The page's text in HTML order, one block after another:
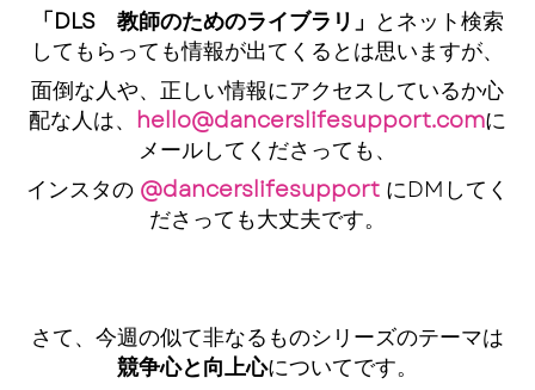
「DLS 教師のためのライブラリ」 とネット検索
してもらっても情報が出てくるとは思いますが、
面倒な人や、正しい情報にアクセスしているか心
配な人は、 hello@dancerslifesupport.comに
メールしてくださっても、
インスタの @dancerslifesupport にDMしてく
ださっても大丈夫です。
さて、今週の似て非なるものシリーズのテーマは
競争心と向上心についてです。